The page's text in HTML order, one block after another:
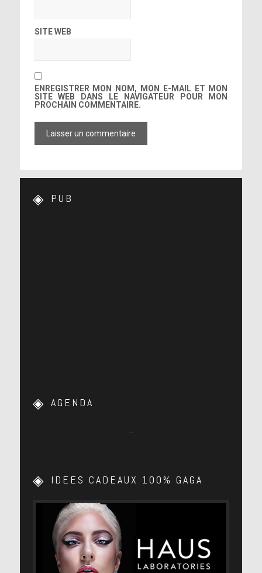
SITE WEB
ENREGISTRER MON NOM, MON E-MAIL ET MON
SITE WEB DANS LE NAVIGATEUR POUR MON
PROCHAIN COMMENTAIRE.
PUB
AGENDA
…
IDEES CADEAUX 100% GAGA